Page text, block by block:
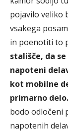
pojavilo veliko
vsakega
in poenotiti to
stališče, da
napoteni
kot mobilne
primarno delo.
bodo odločeni
napotenih